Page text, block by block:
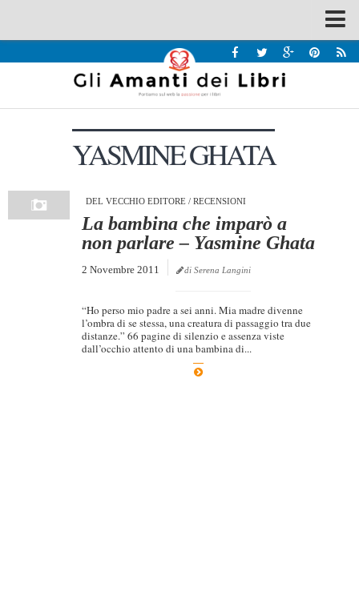
Recensioni
Interviste & Incontri
Chi siamo
YASMINE GHATA
DEL VECCHIO EDITORE/ RECENSIONI
La bambina che imparò a
non parlare – Yasmine Ghata
2 Novembre 2011 di Serena Langini
“Ho perso mio padre a sei anni. Mia madre divenne
l’ombra di se stessa, una creatura di passaggio tra due
distanze.” 66 pagine di silenzio e assenza viste
dall’occhio attento di una bambina di...